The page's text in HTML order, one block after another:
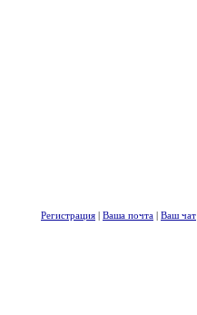
Регистрация | Ваша почта | Ваш чат